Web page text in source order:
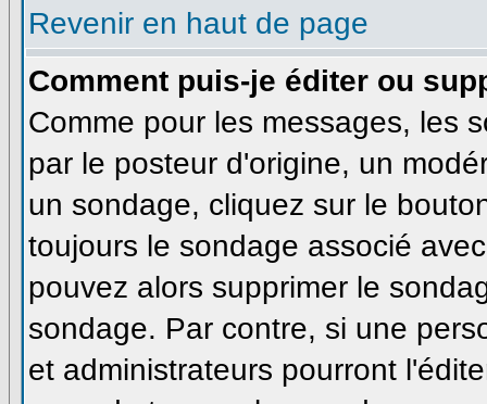
Revenir en haut de page
Comment puis-je éditer ou
Comme pour les messages, les
par le posteur d'origine, un
un sondage, cliquez sur le
toujours le sondage associé
pouvez alors supprimer le
sondage. Par contre, si une
et administrateurs pourront